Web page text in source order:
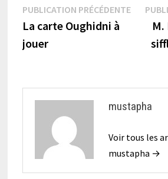
Navigation
de
l’article
PUBLICATION PRÉCÉDENTE
La carte Oughidni à
jouer
M.
mustapha
Voir tous les
mustapha →